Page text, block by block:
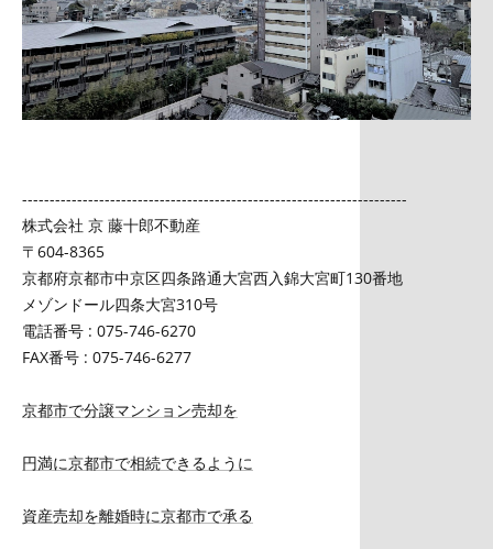
----------------------------------------------------------------------
株式会社 京 藤十郎不動産
〒604-8365
京都府京都市中京区四条路通大宮西入錦大宮町130番地
メゾンドール四条大宮310号
電話番号 : 075-746-6270
FAX番号 : 075-746-6277
京都市で分譲マンション売却を
円満に京都市で相続できるように
資産売却を離婚時に京都市で承る